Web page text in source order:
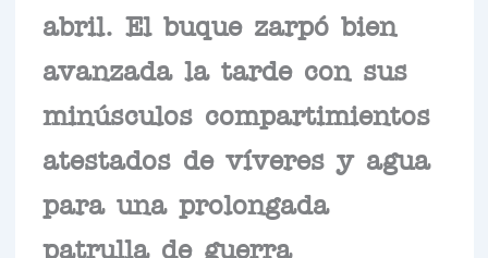
abril. El buque zarpó bien
avanzada la tarde con sus
minúsculos compartimientos
atestados de víveres y agua
para una prolongada
patrulla de guerra